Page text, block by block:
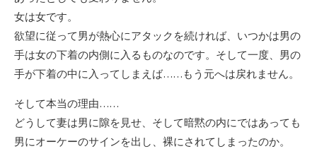
女は女です。
欲望に従って男が熱心にアタックを続ければ、いつかは男の
手は女の下着の内側に入るものなのです。そして一度、男の
手が下着の中に入ってしまえば……もう元へは戻れません。
そして本当の理由……
どうして妻は男に隙を見せ、そして暗黙の内にではあっても
男にオーケーのサインを出し、裸にされてしまったのか。